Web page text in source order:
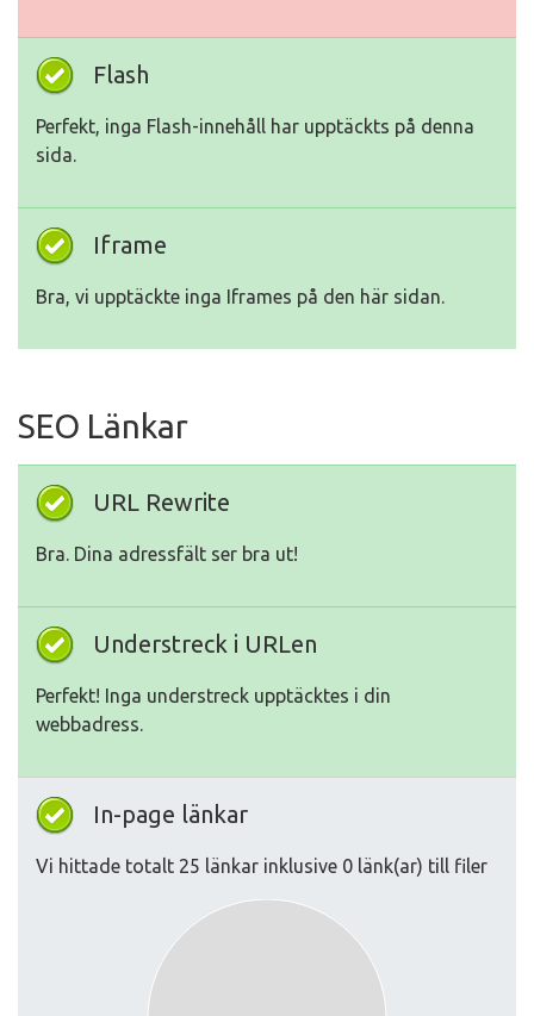
Flash
Perfekt, inga Flash-innehåll har upptäckts på denna
sida.
Iframe
Bra, vi upptäckte inga Iframes på den här sidan.
SEO Länkar
URL Rewrite
Bra. Dina adressfält ser bra ut!
Understreck i URLen
Perfekt! Inga understreck upptäcktes i din
webbadress.
In-page länkar
Vi hittade totalt 25 länkar inklusive 0 länk(ar) till filer